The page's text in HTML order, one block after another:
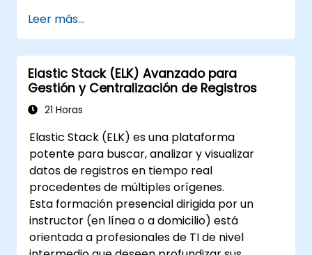
modelos de datos en Elasticsearch.
Desarrollar consultas y filtros avanzados
para extraer información valiosa de los
datos de Elasticsearch.
Diseñar y construir dashboards
interactivos en Kibana utilizando diversos
Implementar las mejores prácticas para
la administración, optimización y
resolución de problemas de Elasticsearch
y Kibana.
Leer más...
Elastic Stack (ELK) Avanzado para
Gestión y Centralización de Registros
21 Horas
Elastic Stack (ELK) es una plataforma
potente para buscar, analizar y visualizar
datos de registros en tiempo real
procedentes de múltiples orígenes.
Esta formación presencial dirigida por un
instructor (en línea o a domicilio) está
orientada a profesionales de TI de nivel